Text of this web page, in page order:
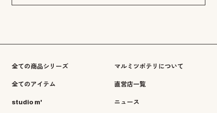
全ての商品シリーズ
全てのアイテム
studio m'
マルミツポテリについて
直営店一覧
ニュース